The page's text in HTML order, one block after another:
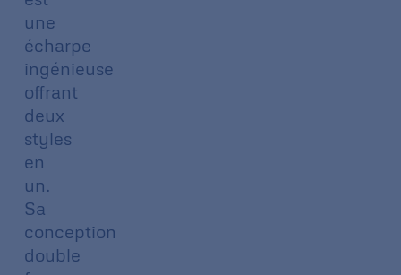
une
écharpe
ingénieuse
offrant
deux
styles
en
un.
Sa
conception
double